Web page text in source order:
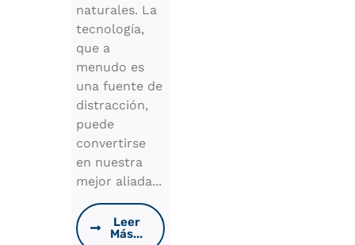
naturales. La
tecnología,
que a
menudo es
una fuente de
distracción,
puede
convertirse
en nuestra
mejor aliada...
Leer
Más...